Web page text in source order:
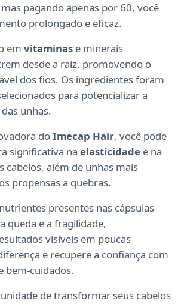
pagando apenas por 60, você
prolongado e eficaz.
em vitaminas e minerais
desde a raiz, promovendo o
dos fios. Os ingredientes foram
para potencializar a
unhas.
doImecap Hair, você pode
significativa na elasticidade e na
cabelos, além de unhas mais
propensas a quebras.
presentes nas cápsulas
queda e a fragilidade,
visíveis em poucas
e recupere a confiança com
bem-cuidados.
de transformar seus cabelos